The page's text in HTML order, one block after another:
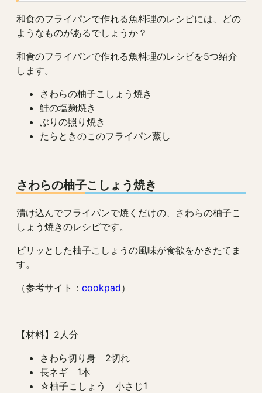
和食のフライパンで作れる魚料理のレシピには、どの
ようなものがあるでしょうか？
和食のフライパンで作れる魚料理のレシピを5つ紹介
します。
さわらの柚子こしょう焼き
鮭の塩麹焼き
ぶりの照り焼き
たらときのこのフライパン蒸し
さわらの柚子こしょう焼き
漬け込んでフライパンで焼くだけの、さわらの柚子こ
しょう焼きのレシピです。
ピリッとした柚子こしょうの風味が食欲をかきたてま
す。
（参考サイト： cookpad）
【材料】2人分
さわら切り身 2切れ
長ネギ 1本
☆柚子こしょう 小さじ1